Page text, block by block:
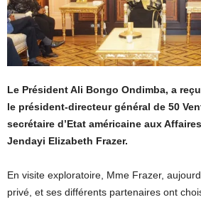
Le Président Ali Bongo Ondimba, a
le président-directeur général de 50
secrétaire d’Etat américaine aux
Jendayi Elizabeth Frazer.
En visite exploratoire, Mme Frazer,
privé, et ses différents partenaires ont